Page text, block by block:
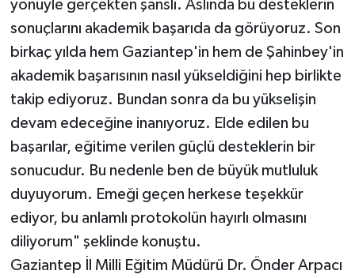
yönüyle gerçekten şanslı. Aslında bu desteklerin
sonuçlarını akademik başarıda da görüyoruz. Son
birkaç yılda hem Gaziantep'in hem de Şahinbey'in
akademik başarısının nasıl yükseldiğini hep birlikte
takip ediyoruz. Bundan sonra da bu yükselişin
devam edeceğine inanıyoruz. Elde edilen bu
başarılar, eğitime verilen güçlü desteklerin bir
sonucudur. Bu nedenle ben de büyük mutluluk
duyuyorum. Emeği geçen herkese teşekkür
ediyor, bu anlamlı protokolün hayırlı olmasını
diliyorum" şeklinde konuştu.
Gaziantep İl Milli Eğitim Müdürü Dr. Önder Arpacı